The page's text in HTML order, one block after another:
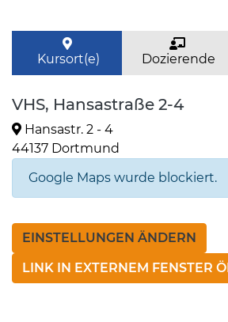
Kursort(e) Dozierende
VHS, Hansastraße 2-4
Hansastr. 2 - 4
44137 Dortmund
Google Maps wurde blockiert.
EINSTELLUNGEN ÄNDERN
LINK IN EXTERNEM FENSTER